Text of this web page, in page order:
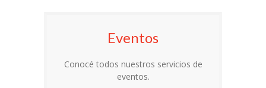
Eventos
Conocé todos nuestros servicios de
eventos.